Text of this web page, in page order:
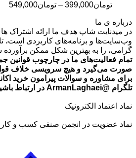
تومان399,000
– تومان549,000
تا
درباره ی ما
در میدنایت شاپ هدف ما ارائه اشتراک
وب‌سایت‌ها و برنامه‌های کاربردی است، تا
گرامی، را به بهترین شکل ممکن برآورده
تمام فعالیت‌های ما در چارچوب قوانین
صورت می‌گیرد و هیچ سرویسی خلاف
برای مشاوره و سوالات پیرامون خرید
تلگرام @ArmanLaghaei در ارتباط باشید.
نماد اعتماد الکترونیک
نماد عضویت در انجمن صنفی کسب و کار